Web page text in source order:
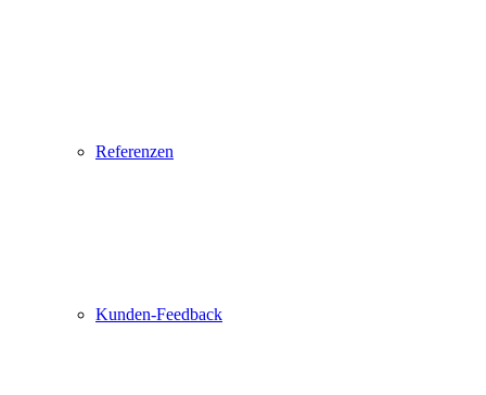
Referenzen
Kunden-Feedback